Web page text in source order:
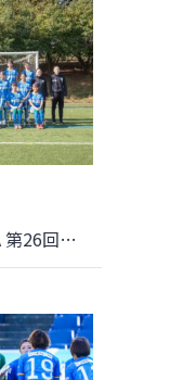
＜ジュニアユース＞JFA 第26回全日本U-15女子サッカー選手権大会 組み合わせ決定のお知らせ